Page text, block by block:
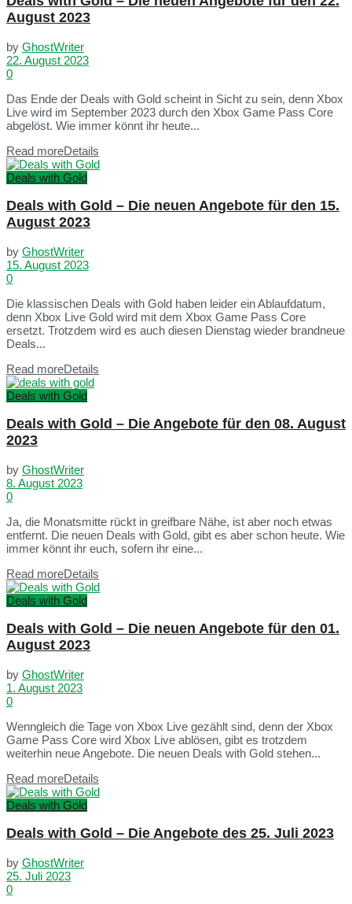
August 2023
by GhostWriter
22. August 2023
0
Das Ende der Deals with Gold scheint in Sicht zu sein, denn Xbox
Live wird im September 2023 durch den Xbox Game Pass Core
abgelöst. Wie immer könnt ihr heute...
Read moreDetails
Deals with Gold
Deals with Gold – Die neuen Angebote für den 15.
August 2023
by GhostWriter
15. August 2023
0
Die klassischen Deals with Gold haben leider ein Ablaufdatum,
denn Xbox Live Gold wird mit dem Xbox Game Pass Core
ersetzt. Trotzdem wird es auch diesen Dienstag wieder brandneue
Deals...
Read moreDetails
Deals with Gold
Deals with Gold – Die Angebote für den 08. August
2023
by GhostWriter
8. August 2023
0
Ja, die Monatsmitte rückt in greifbare Nähe, ist aber noch etwas
entfernt. Die neuen Deals with Gold, gibt es aber schon heute. Wie
immer könnt ihr euch, sofern ihr eine...
Read moreDetails
Deals with Gold
Deals with Gold – Die neuen Angebote für den 01.
August 2023
by GhostWriter
1. August 2023
0
Wenngleich die Tage von Xbox Live gezählt sind, denn der Xbox
Game Pass Core wird Xbox Live ablösen, gibt es trotzdem
weiterhin neue Angebote. Die neuen Deals with Gold stehen...
Read moreDetails
Deals with Gold
Deals with Gold – Die Angebote des 25. Juli 2023
by GhostWriter
25. Juli 2023
0